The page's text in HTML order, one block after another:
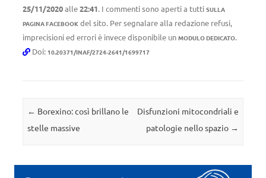
25/11/2020alle22:41. I commenti sono aperti a tutti SULLA
PAGINA FACEBOOK del sito. Per segnalare alla redazione refusi,
imprecisioni ed errori è invece disponibile un MODULO DEDICATO.
Doi: 10.20371/INAF/2724-2641/1699717
Navigazione articolo
← Borexino: così brillano le
stelle massive
Disfunzioni mitocondriali e
patologie nello spazio →